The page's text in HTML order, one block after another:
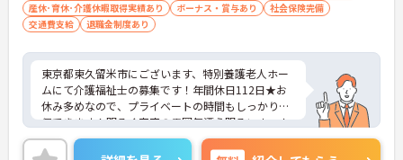
産休･育休･介護休暇取得実績あり
ボーナス・賞与あり
社会保険完備
交通費支給
退職金制度あり
東京都東久留米市にございます、特別養護老人ホー
ムにて介護福祉士の募集です！年間休日112日★お
休み多めなので、プライベートの時間もしっかり確
保できます！明るく家庭の雰囲気漂う明るいホーム
です。研修制度も整っているのでスキルアップも目
指すことができる環境です。ご興味のある方は是非